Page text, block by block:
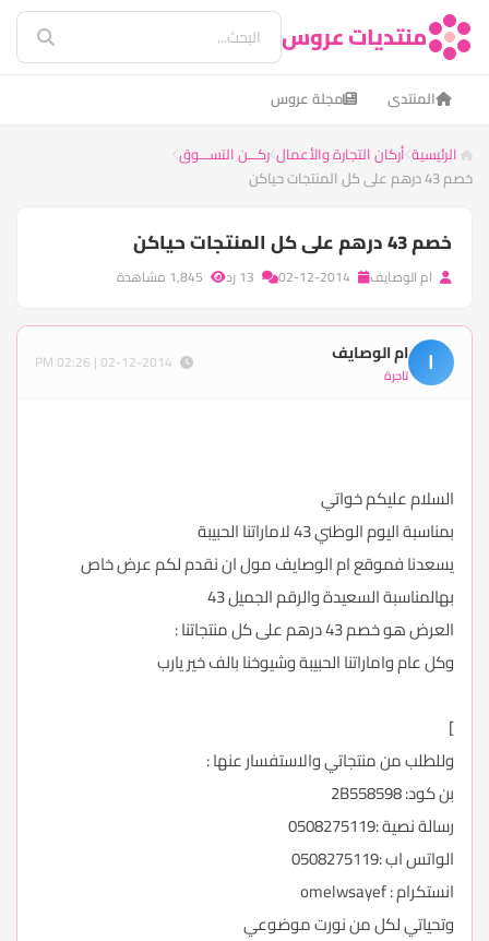
منتديات عروس
المنتدى مجلة عروس
الرئيسية أركان التجارة والأعمال ركـــن التســـوق
خصم 43 درهم على كل المنتجات حياكن
خصم 43 درهم على كل المنتجات حياكن
ام الوصايف
ا ام الوصايف
تاجرة
السلام عليكم خواتي
بمناسبة اليوم الوطني 43 لاماراتنا الحبيبة
يسعدنا فموقع ام الوصايف مول ان نقدم لكم عرض خاص
بهالمناسبة السعيدة والرقم الجميل 43
العرض هو خصم 43 درهم على كل منتجاتنا :
وكل عام واماراتنا الحبيبة وشيوخنا بالف خير يارب
]
وللطلب من منتجاتي والاستفسار عنها :
بن كود: 2B558598
رسالة نصية :0508275119
الواتس اب :0508275119
انستكرام : omelwsayef
وتحياتي لكل من نورت موضوعي